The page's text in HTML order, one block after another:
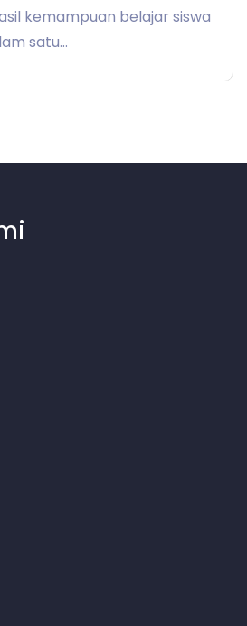
kemampuan belajar siswa
satu...